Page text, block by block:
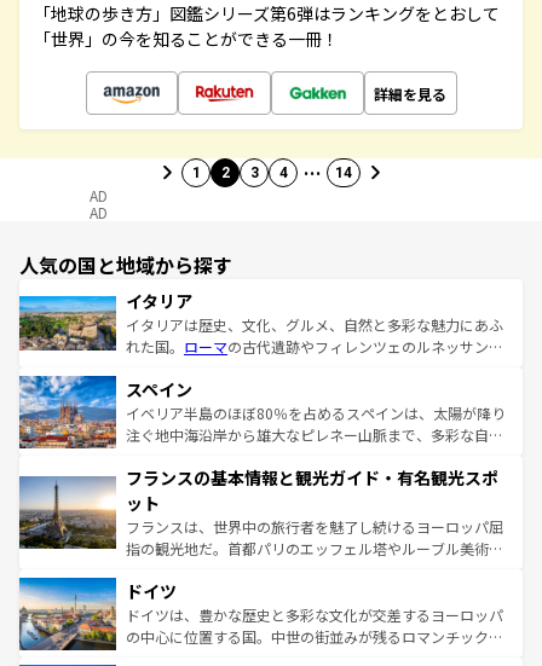
「地球の歩き方」図鑑シリーズ第6弾はランキングをとおして
「世界」の今を知ることができる一冊！
詳細を見る
1 2 3 4 … 14
AD
AD
人気の国と地域から探す
イタリア
イタリアは歴史、文化、グルメ、自然と多彩な魅力にあふ
れた国。 ローマの古代遺跡やフィレンツェのルネッサンス
ろん、トスカーナの美しい田園風景やアマルフィ海岸の絶
景など、自然景観も見逃せない。観光の合間には、本場の
ピザやパスタなど、絶品のイタリア料理を堪能することも
ませてくれるイタリアで、忘れられない旅をしてみよう！
なお、新着のイタリア情報は
しい。
スペイン
イベリア半島のほぼ80％を占めるスペインは、太陽が降り
注ぐ地中海沿岸から雄大なピレネー山脈まで、多彩な自然
文化が根付くこの国では、情熱的なフラメンコ、熱気あふ
れる闘牛、そして美味しいタパスが生活の一部となってい
る。首都マドリードの洗練された雰囲気や、バルセロナの
アートに溢れた街角から、地方では古代ローマ遺跡や中世
せる。地方によって風土や気候が異なるスペインはその個
性で訪れる人を魅了する。 なお、新着のスペイン情報は コ
ンテンツ一覧を参照してほしい。
フランスの基本情報と観光ガイド・有名観光スポ
ット
フランスは、世界中の旅行者を魅了し続けるヨーロッパ屈
指の観光地だ。首都パリのエッフェル塔やルーブル美術館
で、幅広い魅力が詰まっている。華麗な宮殿、歴史的な大
聖堂、美しいビーチ、そして豊かな自然が、訪れる者を心
から魅了する。また、フランスは美食の国としても知ら
ドイツ
ドイツは、豊かな歴史と多彩な文化が交差するヨーロッパ
の中心に位置する国。中世の街並みが残るロマンチック街